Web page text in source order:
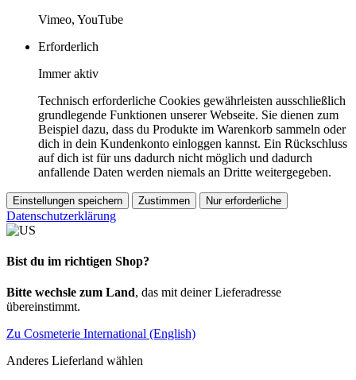
Vimeo, YouTube
Erforderlich
Immer aktiv
Technisch erforderliche Cookies gewährleisten ausschließlich
grundlegende Funktionen unserer Webseite. Sie dienen zum
Beispiel dazu, dass du Produkte im Warenkorb sammeln oder
dich in dein Kundenkonto einloggen kannst. Ein Rückschluss
auf dich ist für uns dadurch nicht möglich und dadurch
anfallende Daten werden niemals an Dritte weitergegeben.
Einstellungen speichern Zustimmen Nur erforderliche
Datenschutzerklärung
Bist du im richtigen Shop?
Bitte wechsle zum Land, das mit deiner Lieferadresse
übereinstimmt.
Zu Cosmeterie International (English)
Anderes Lieferland wählen